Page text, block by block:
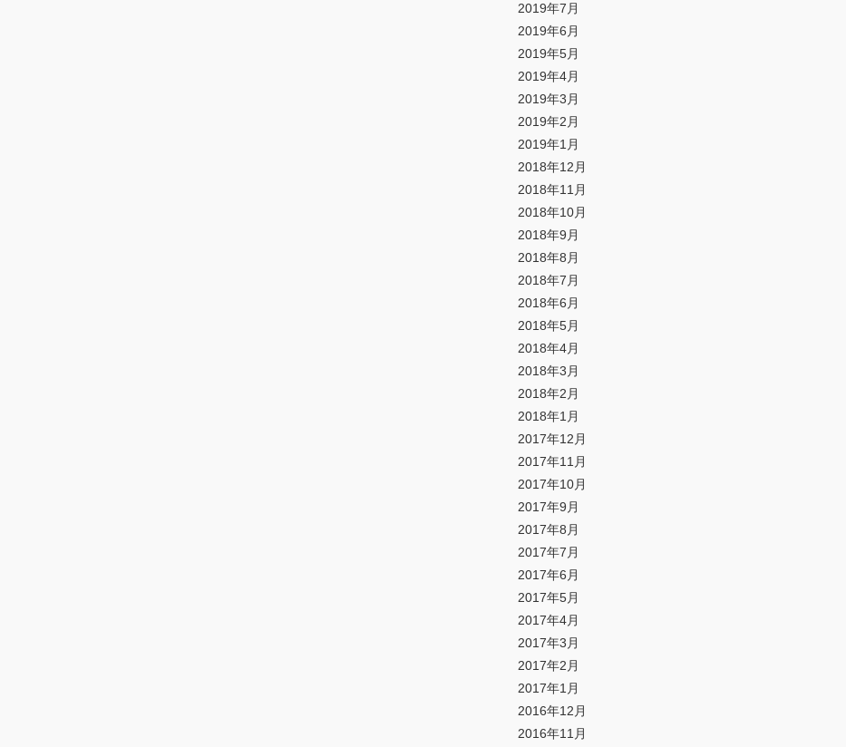
2019年7月
2019年6月
2019年5月
2019年4月
2019年3月
2019年2月
2019年1月
2018年12月
2018年11月
2018年10月
2018年9月
2018年8月
2018年7月
2018年6月
2018年5月
2018年4月
2018年3月
2018年2月
2018年1月
2017年12月
2017年11月
2017年10月
2017年9月
2017年8月
2017年7月
2017年6月
2017年5月
2017年4月
2017年3月
2017年2月
2017年1月
2016年12月
2016年11月